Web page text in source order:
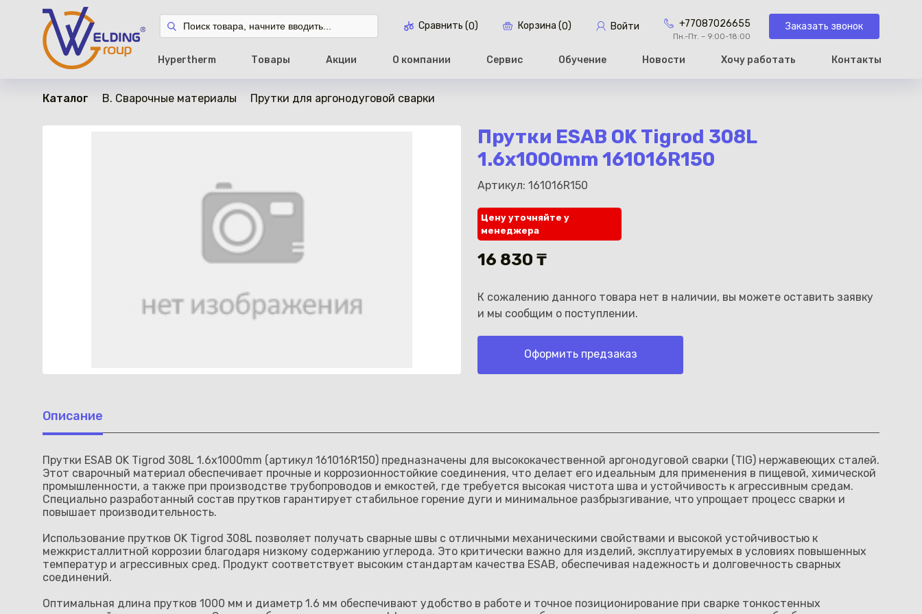
Сравнить (0) Корзина (0) Войти +77087026655
Пн.-Пт. – 9:00-18:00
Заказать звонок
Hypertherm Товары Акции О компании Сервис Обучение Новости Хочу работать Контакты
Каталог B. Сварочные материалы Прутки для аргонодуговой сварки
Прутки ESAB OK Tigrod 308L
1.6x1000mm 161016R150
Артикул: 161016R150
в наличии
Цену уточняйте у
менеджера
16 830 ₸
К сожалению данного товара нет в наличии, вы можете оставить заявку
и мы сообщим о поступлении.
Оформить предзаказ
Описание
Прутки ESAB OK Tigrod 308L 1.6x1000mm (артикул 161016R150) предназначены для высококачественной аргонодуговой сварки (TIG) нержавеющих сталей.
Этот сварочный материал обеспечивает прочные и коррозионностойкие соединения, что делает его идеальным для применения в пищевой, химической
промышленности, а также при производстве трубопроводов и емкостей, где требуется высокая чистота шва и устойчивость к агрессивным средам.
Специально разработанный состав прутков гарантирует стабильное горение дуги и минимальное разбрызгивание, что упрощает процесс сварки и
повышает производительность.
Использование прутков OK Tigrod 308L позволяет получать сварные швы с отличными механическими свойствами и высокой устойчивостью к
межкристаллитной коррозии благодаря низкому содержанию углерода. Это критически важно для изделий, эксплуатируемых в условиях повышенных
температур и агрессивных сред. Продукт соответствует высоким стандартам качества ESAB, обеспечивая надежность и долговечность сварных
соединений.
Оптимальная длина прутков 1000 мм и диаметр 1.6 мм обеспечивают удобство в работе и точное позиционирование при сварке тонкостенных